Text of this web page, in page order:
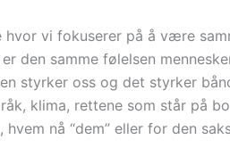
hvor vi fokuserer på å være
den samme følelsen
styrker oss og det styrker
klima, rettene som står på
nå “dem” eller for den